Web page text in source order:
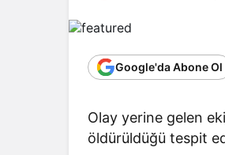
Google'da Abone Ol
Olay yerine gelen
öldürüldüğü tespit